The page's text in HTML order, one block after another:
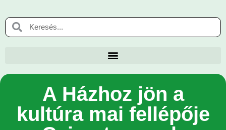
A Házhoz jön a
kultúra mai fellépője